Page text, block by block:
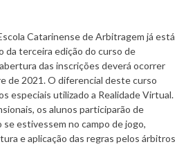
Catarinense de Arbitragem já está
da terceira edição do curso de
das inscrições deverá ocorrer
de 2021. O diferencial deste curso
especiais utilizado a Realidade Virtual.
os alunos participarão de
estivessem no campo de jogo,
e aplicação das regras pelos árbitros